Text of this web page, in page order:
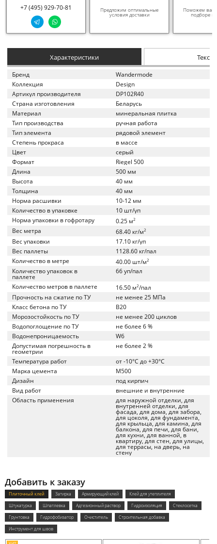
+7 (495) 929-70-81 Предложим оптимальные
условия доставки
Поможем вам
подборе
Характеристики
Бренд
Wandermode
Коллекция
Design
Артикул производителя
DP102R40
Страна изготовления
Беларусь
Материал
минеральная плитка
Тип производства
ручная работа
Тип элемента
рядовой элемент
Степень прокраса
в массе
Цвет
серый
Формат
Riegel 500
Длина
500 мм
Высота
40 мм
Толщина
40 мм
Норма расшивки
10-12 мм
Количество в упаковке
10 шт/уп
Норма упаковки в гофротару
0.25 м2
Вес метра 68.40 кг/м2
Вес упаковки
17.10 кг/уп
Вес паллеты
1128.60 кг/пал
Количество в метре
40.00 шт/м2
Количество упаковок в
паллете
66 уп/пал
Количество метров в паллете 16.50 м2/пал
Прочность на сжатие по ТУ
не менее 25 МПа
Класс бетона по ТУ
B20
Морозостойкость по ТУ
не менее 200 циклов
Водопоглощение по ТУ
не более 6 %
Водонепроницаемость
W6
Допустимая погрешность в
геометрии
не более 2 %
Температура работ
от -10°C до +30°C
Марка цемента
M500
Дизайн
под кирпич
Вид работ
внешние и внутренние
Область применения
для наружной отделки, для
внутренней отделки, для
фасада, для дома, для забора,
для цоколя, для фундамента,
для крыльца, для камина, для
балкона, для печи, для бани,
для кухни, для ванной, в
квартиру, для стен, для улицы,
для террасы, на дверь, на
стену
Добавить к заказу
Плиточный клей Затирка Армирующий клей
Клей для утеплителя
Штукатурка
Шпатлевка Адгезионный раствор Гидроизоляция
Стеклосетка
Грунтовка
Гидрофобизатор Очиститель
Строительная добавка
Инструмент для швов